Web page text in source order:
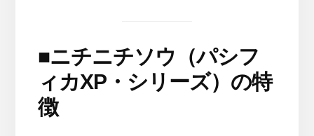
■ニチニチソウ（パシフ
ィカXP・シリーズ）の特
徴